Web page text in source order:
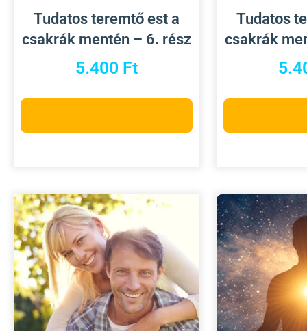
Tudatos teremtő est a
csakrák mentén – 6. rész
5.400 Ft
Tudatos
csakrák